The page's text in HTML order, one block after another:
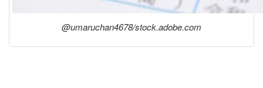
@umaruchan4678/stock.adobe.com